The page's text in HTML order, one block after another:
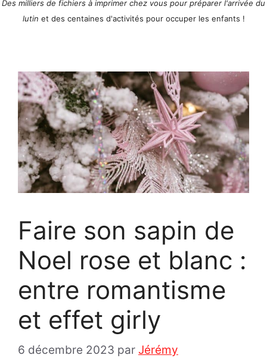
Des milliers de fichiers à imprimer chez vous pour préparer l'arrivée du
lutin et des centaines d'activités pour occuper les enfants !
Faire son sapin de
Noel rose et blanc :
entre romantisme
et effet girly
6 décembre 2023 par Jérémy